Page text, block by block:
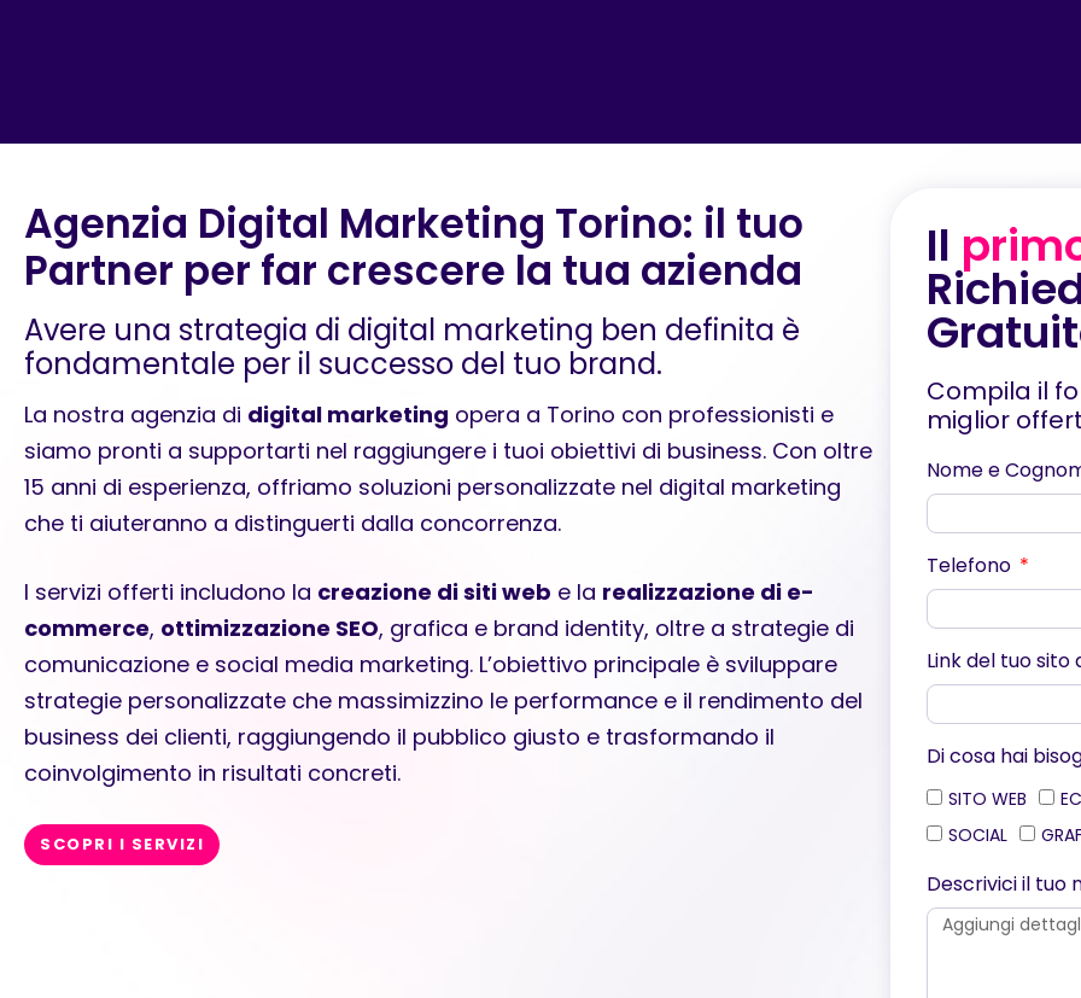
Agenzia Digital Marketing Torino: il tuo
Partner per far crescere la tua azienda
Avere una strategia di digital marketing ben definita è
fondamentale per il successo del tuo brand.
La nostra agenzia di digital marketing opera a Torino con professionisti e
siamo pronti a supportarti nel raggiungere i tuoi obiettivi di business. Con oltre
15 anni di esperienza, offriamo soluzioni personalizzate nel digital marketing
che ti aiuteranno a distinguerti dalla concorrenza.
I servizi offerti includono la creazione di siti web e la realizzazione di e-
commerce, ottimizzazione SEO, grafica e brand identity, oltre a strategie di
comunicazione e social media marketing. L’obiettivo principale è sviluppare
strategie personalizzate che massimizzino le performance e il rendimento del
business dei clienti, raggiungendo il pubblico giusto e trasformando il
coinvolgimento in risultati concreti.
SCOPRI I SERVIZI
Il
Compila il
miglior
Nome e
Telefono
Link del tuo sito
Di cosa hai
SITO WEB
SOCIAL
Descrivici il tuo